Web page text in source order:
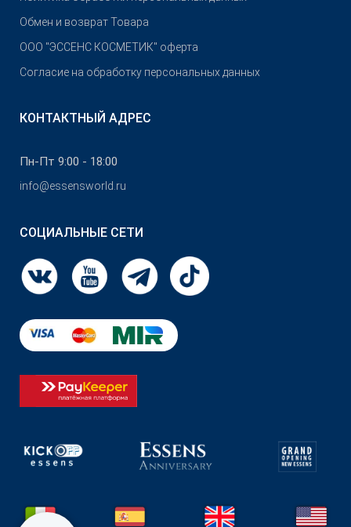
Обмен и возврат Товара
OOO "ЭССЕНС КОСМЕТИК" оферта
Согласие на обработку персональных данных
КОНТАКТНЫЙ АДРЕС
Пн-Пт 9:00 - 18:00
info@essensworld.ru
СОЦИАЛЬНЫЕ СЕТИ